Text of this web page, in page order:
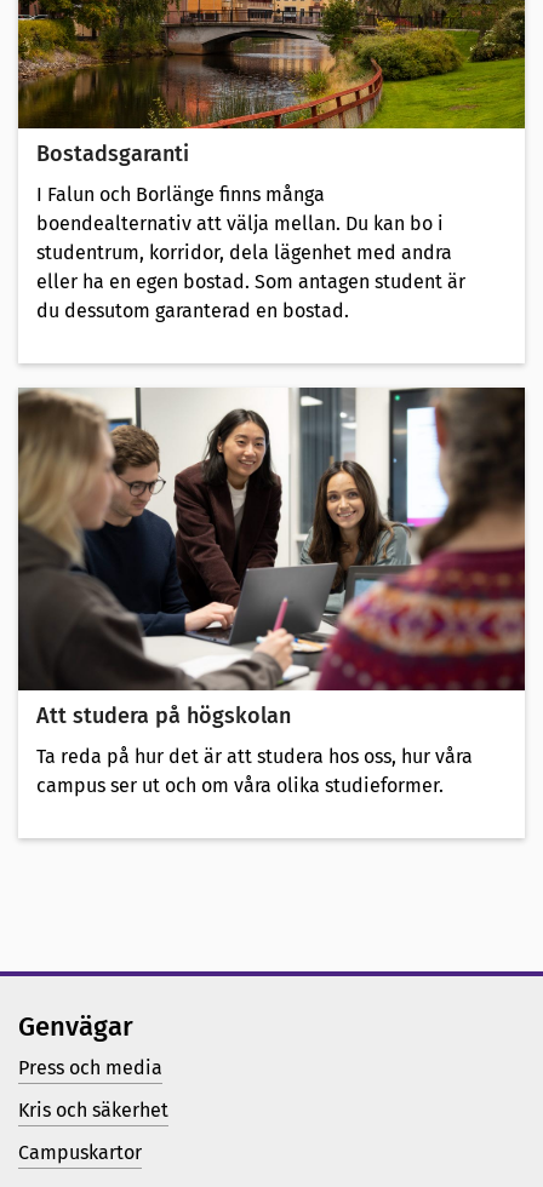
Bostadsgaranti
I Falun och Borlänge finns många
boendealternativ att välja mellan. Du kan bo i
studentrum, korridor, dela lägenhet med andra
eller ha en egen bostad. Som antagen student är
du dessutom garanterad en bostad.
Att studera på högskolan
Ta reda på hur det är att studera hos oss, hur våra
campus ser ut och om våra olika studieformer.
Genvägar
Press och media
Kris och säkerhet
Campuskartor